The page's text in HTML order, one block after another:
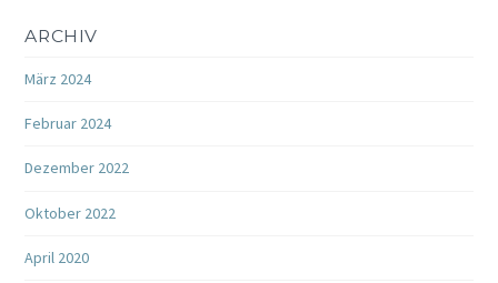
ARCHIV
März 2024
Februar 2024
Dezember 2022
Oktober 2022
April 2020